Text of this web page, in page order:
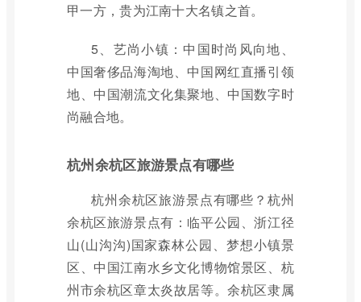
甲一方，贵为江南十大名镇之首。
5、艺尚小镇：中国时尚风向地、
中国奢侈品海淘地、中国网红直播引领
地、中国潮流文化集聚地、中国数字时
尚融合地。
杭州余杭区旅游景点有哪些
杭州余杭区旅游景点有哪些？杭州
余杭区旅游景点有：临平公园、浙江径
山(山沟沟)国家森林公园、梦想小镇景
区、中国江南水乡文化博物馆景区、杭
州市余杭区章太炎故居等。余杭区隶属